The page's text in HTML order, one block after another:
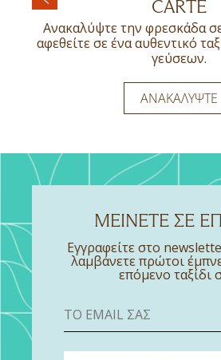
CARTE
Ανακαλύψτε την φρεσκάδα
αφεθείτε σε ένα αυθεντικό
γεύσεων.
ΑΝΑΚΑΛΥΨΤΕ
Οι καλοκαιρινές διακοπές
αφορμή για να απολαύστε
να μοιραστείτε πολύτιμες
οικογένεια και τους
ΑΝΑΚΑΛΥΨΤΕ
Το Ammos Beach Bar &
προσκαλεί να απολαύσετε
γαστρονομική εμπειρία, με
ΑΝΑΚΑΛΎΨΤΕ
Ξαπλώστε στην ξαπλώστρα
με θέα τα γαλάζια νερά της
μαγευτικό
ΑΝΑΚΑΛΥΨΤΕ
ΜΕΙΝΕΤΕ ΣΕ
Εγγραφείτε στο
λαμβάνετε πρώτοι
επόμενο ταξίδι